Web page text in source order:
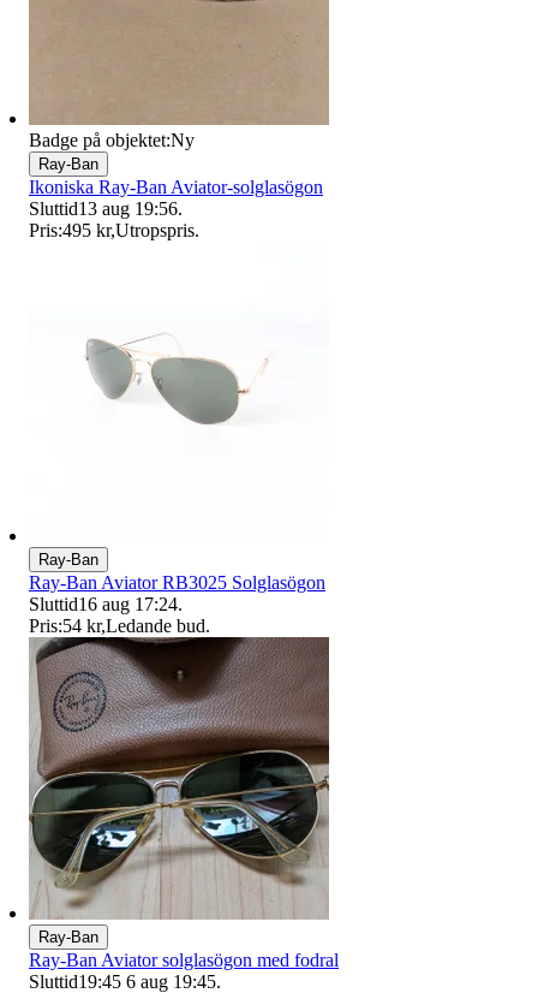
Badge på objektet:Ny
Ray-Ban
Ikoniska Ray-Ban Aviator-solglasögon
Sluttid13 aug 19:56.
Pris:495 kr,Utropspris.
Ray-Ban
Ray-Ban Aviator RB3025 Solglasögon
Sluttid16 aug 17:24.
Pris:54 kr,Ledande bud.
Ray-Ban
Ray-Ban Aviator solglasögon med fodral
Sluttid19:45 6 aug 19:45.